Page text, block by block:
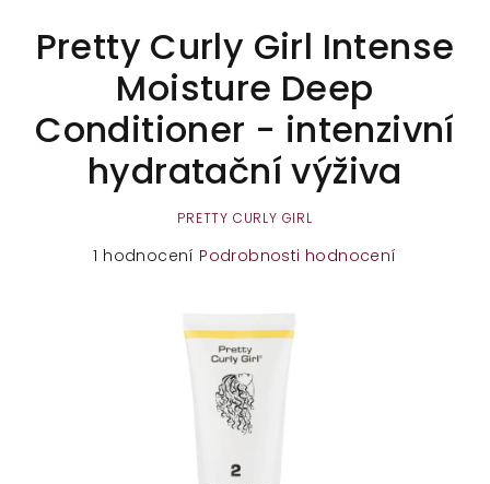
Pretty Curly Girl Intense
Moisture Deep
Conditioner - intenzivní
hydratační výživa
PRETTY CURLY GIRL
Průměrné
1 hodnocení Podrobnosti hodnocení